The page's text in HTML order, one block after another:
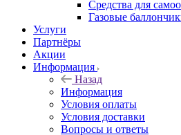
Средства для
Газовые
Услуги
Партнёры
Акции
Информация
Назад
Информация
Условия оплаты
Условия доставки
Вопросы и ответы